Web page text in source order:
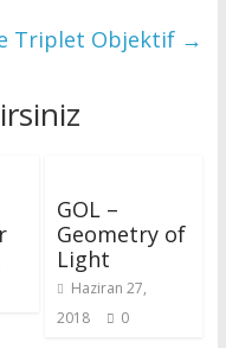
Triplet Objektif →
GOL –
Geometry of
Light
Haziran 27,
2018
0